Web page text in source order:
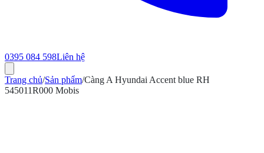
0395 084 598Liên hệ
Trang chủ/Sản phẩm/Càng A Hyundai Accent blue RH
545011R000 Mobis